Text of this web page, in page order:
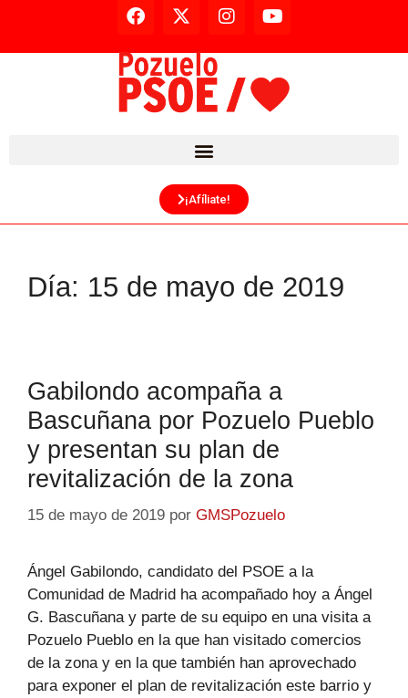
¡Afíliate!
Día: 15 de mayo de 2019
Gabilondo acompaña a
Bascuñana por Pozuelo Pueblo
y presentan su plan de
revitalización de la zona
15 de mayo de 2019 por GMSPozuelo
Ángel Gabilondo, candidato del PSOE a la
Comunidad de Madrid ha acompañado hoy a Ángel
G. Bascuñana y parte de su equipo en una visita a
Pozuelo Pueblo en la que han visitado comercios
de la zona y en la que también han aprovechado
para exponer el plan de revitalización este barrio y